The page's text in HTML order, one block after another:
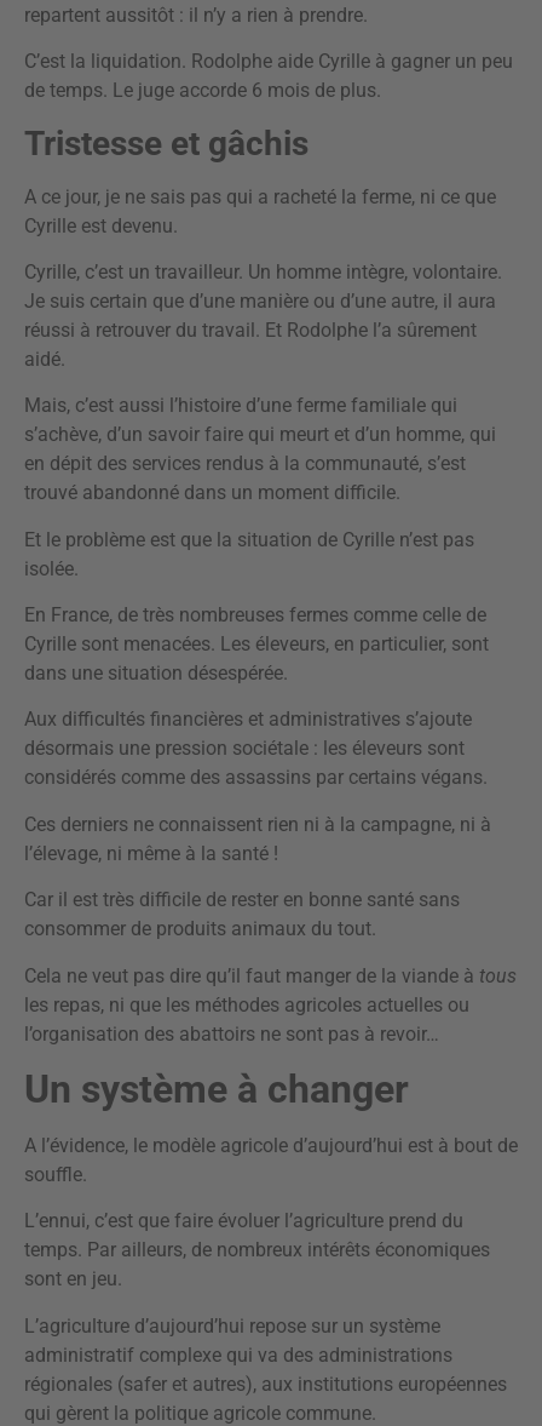
repartent aussitôt : il n’y a rien à prendre.
C’est la liquidation. Rodolphe aide Cyrille à gagner un peu
de temps. Le juge accorde 6 mois de plus.
Tristesse et gâchis
A ce jour, je ne sais pas qui a racheté la ferme, ni ce que
Cyrille est devenu.
Cyrille, c’est un travailleur. Un homme intègre, volontaire.
Je suis certain que d’une manière ou d’une autre, il aura
réussi à retrouver du travail. Et Rodolphe l’a sûrement
aidé.
Mais, c’est aussi l’histoire d’une ferme familiale qui
s’achève, d’un savoir faire qui meurt et d’un homme, qui
en dépit des services rendus à la communauté, s’est
trouvé abandonné dans un moment difficile.
Et le problème est que la situation de Cyrille n’est pas
isolée.
En France, de très nombreuses fermes comme celle de
Cyrille sont menacées. Les éleveurs, en particulier, sont
dans une situation désespérée.
Aux difficultés financières et administratives s’ajoute
désormais une pression sociétale : les éleveurs sont
considérés comme des assassins par certains végans.
Ces derniers ne connaissent rien ni à la campagne, ni à
l’élevage, ni même à la santé !
Car il est très difficile de rester en bonne santé sans
consommer de produits animaux du tout.
Cela ne veut pas dire qu’il faut manger de la viande à tous
les repas, ni que les méthodes agricoles actuelles ou
l’organisation des abattoirs ne sont pas à revoir…
Un système à changer
A l’évidence, le modèle agricole d’aujourd’hui est à bout de
souffle.
L’ennui, c’est que faire évoluer l’agriculture prend du
temps. Par ailleurs, de nombreux intérêts économiques
sont en jeu.
L’agriculture d’aujourd’hui repose sur un système
administratif complexe qui va des administrations
régionales (safer et autres), aux institutions européennes
qui gèrent la politique agricole commune.